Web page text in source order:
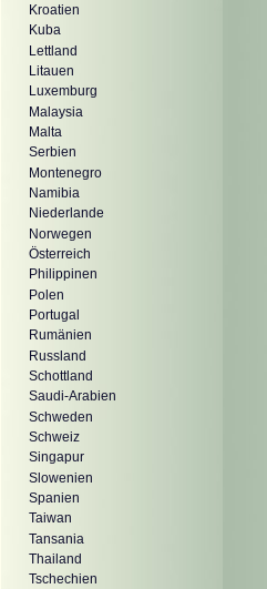
Kroatien
Kuba
Lettland
Litauen
Luxemburg
Malaysia
Malta
Serbien
Montenegro
Namibia
Niederlande
Norwegen
Österreich
Philippinen
Polen
Portugal
Rumänien
Russland
Schottland
Saudi-Arabien
Schweden
Schweiz
Singapur
Slowenien
Spanien
Taiwan
Tansania
Thailand
Tschechien